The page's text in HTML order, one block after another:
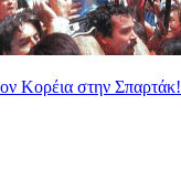
Κορέια στην Σπαρτάκ!